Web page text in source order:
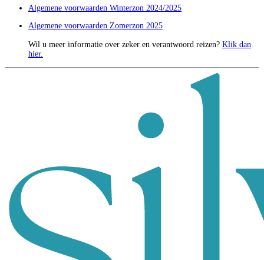
Algemene voorwaarden Winterzon 2024/2025
Algemene voorwaarden Zomerzon 2025
Wil u meer informatie over zeker en verantwoord reizen? Klik dan
hier.